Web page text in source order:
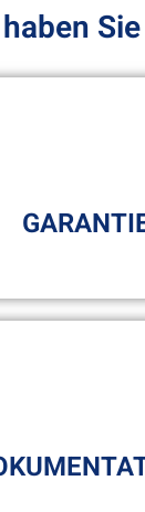
ein
und ein